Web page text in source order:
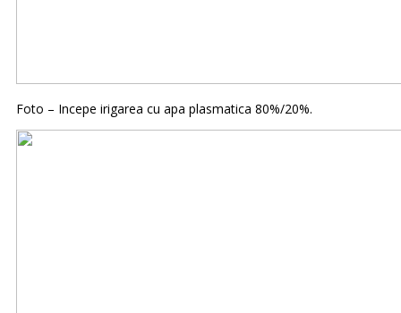
Foto – Incepe irigarea cu apa plasmatica 80%/20%.